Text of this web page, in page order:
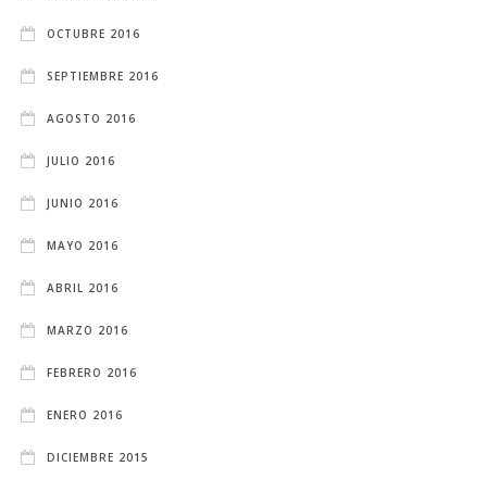
OCTUBRE 2016
SEPTIEMBRE 2016
AGOSTO 2016
JULIO 2016
JUNIO 2016
MAYO 2016
ABRIL 2016
MARZO 2016
FEBRERO 2016
ENERO 2016
DICIEMBRE 2015